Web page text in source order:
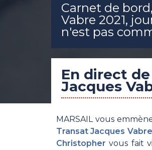
Carnet de
Vabre 2021,
n'est pas
En direct de
Jacques
MARSAIL vous
Transat Jacques Vabre
Christopher vous fait